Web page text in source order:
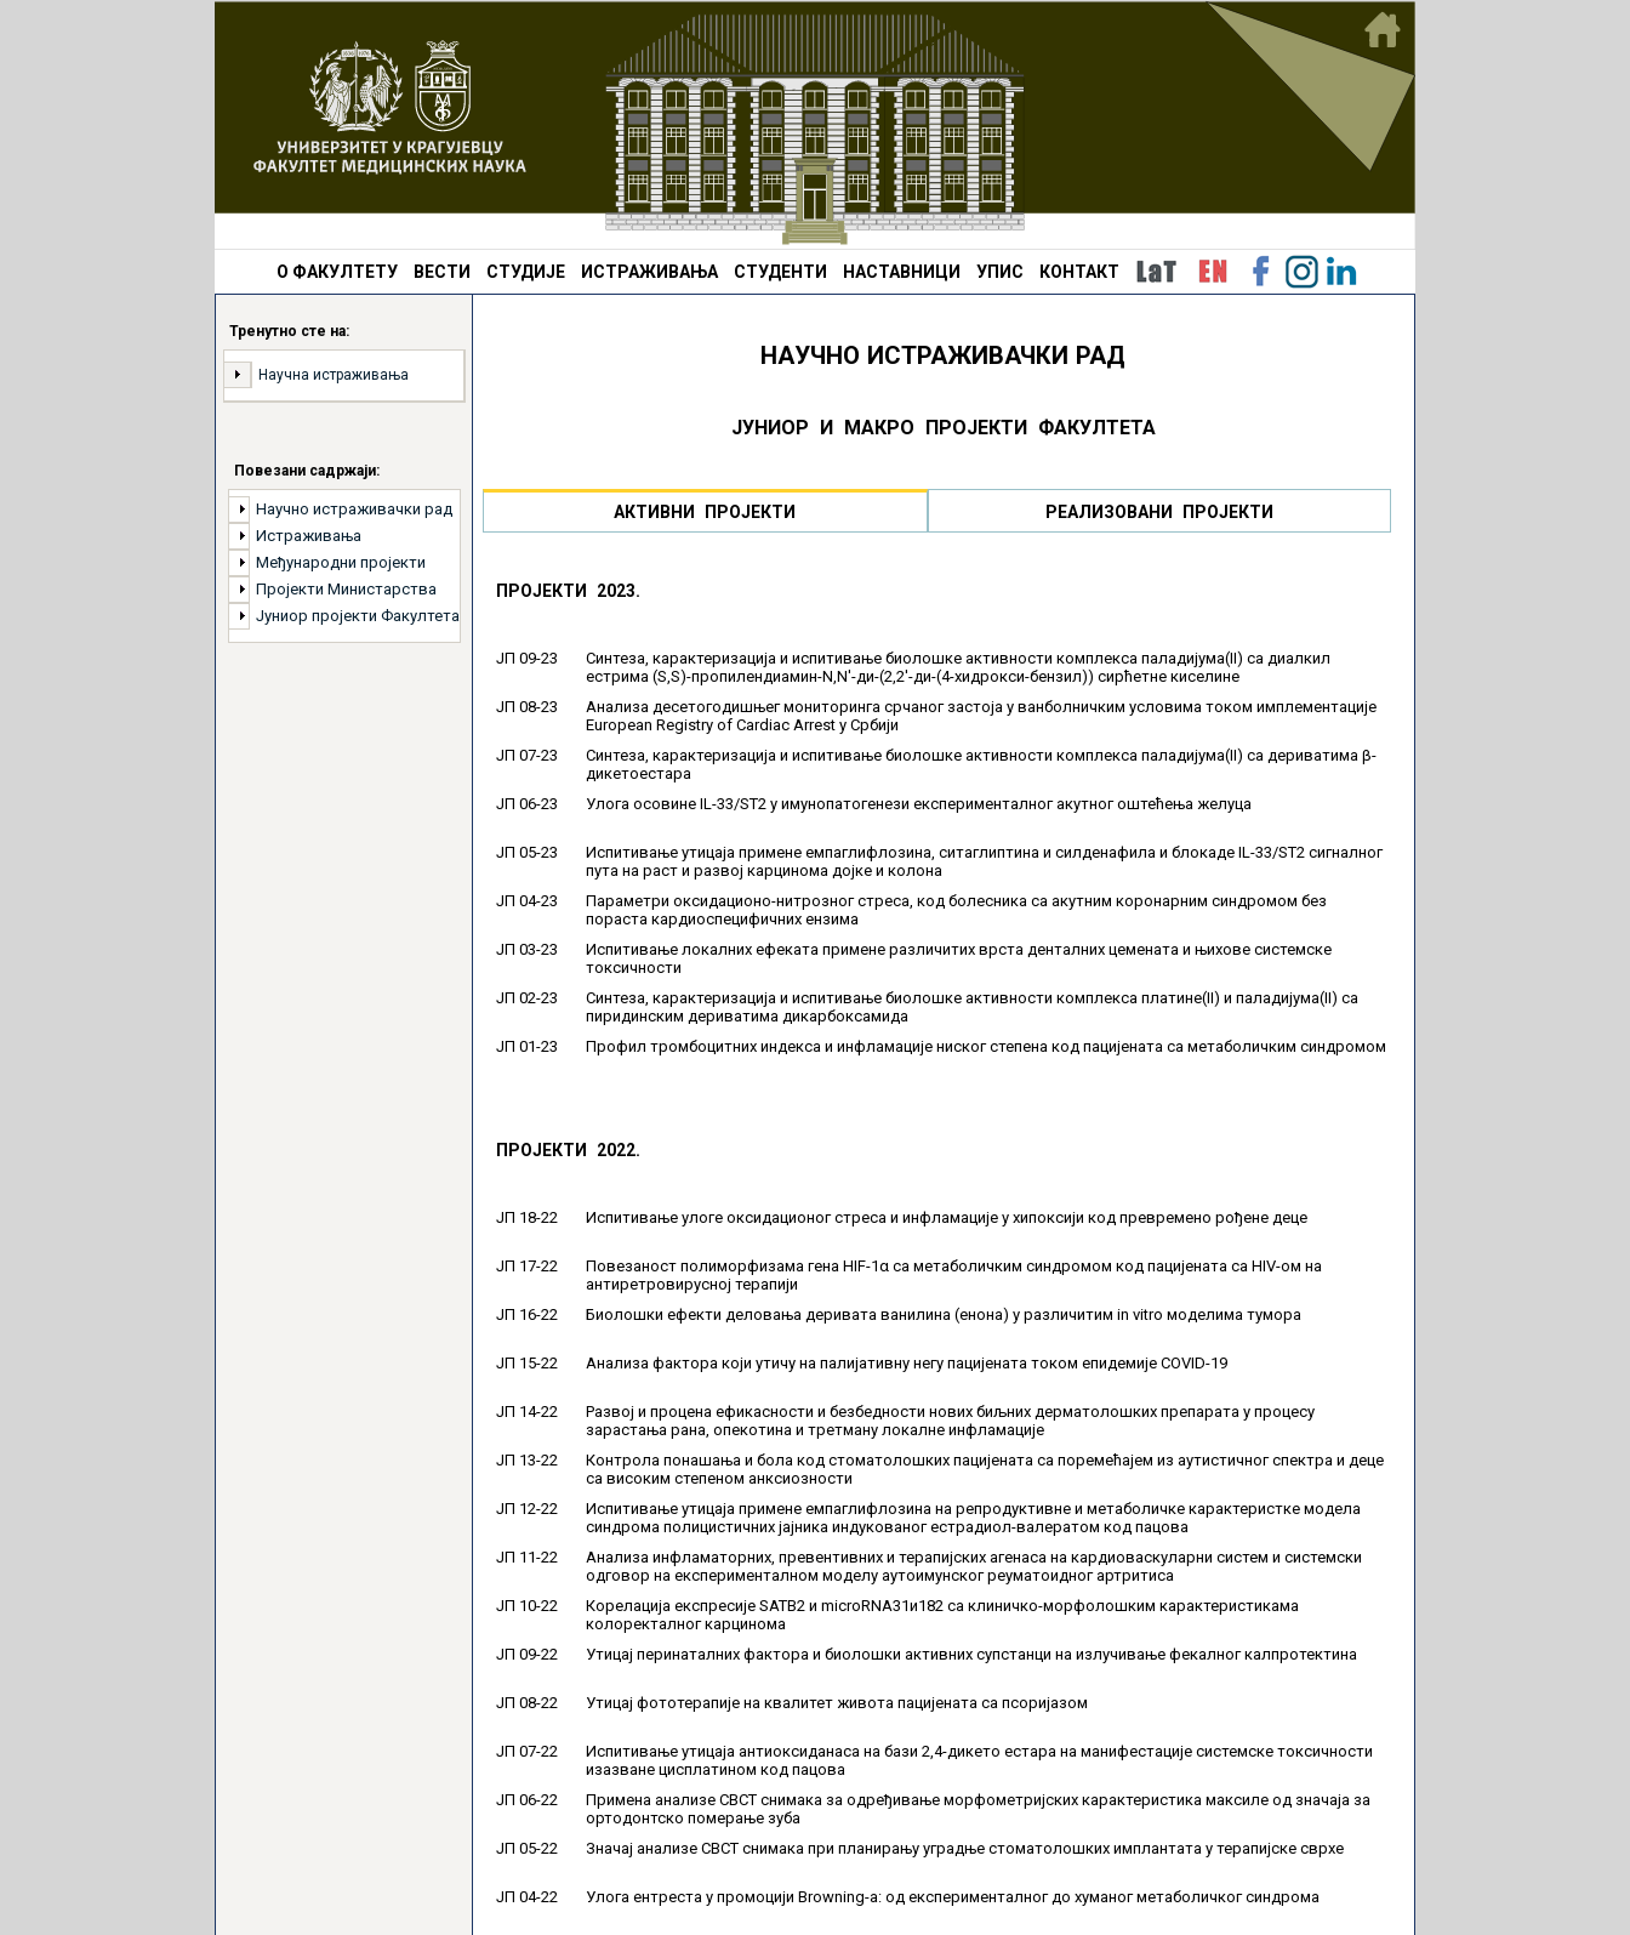
О ФАКУЛТЕТУ ВЕСТИ СТУДИЈЕ ИСТРАЖИВАЊА СТУДЕНТИ НАСТАВНИЦИ УПИС КОНТАКТ
Тренутно сте на:
Научна истраживања
Повезани садржаји:
Научно истраживачки рад
Истраживања
Међународни пројекти
Пројекти Министарства
Јуниор пројекти Факултета
НАУЧНО ИСТРАЖИВАЧКИ РАД
ЈУНИОР И МАКРО ПРОЈЕКТИ ФАКУЛТЕТА
АКТИВНИ ПРОЈЕКТИ РЕАЛИЗОВАНИ ПРОЈЕКТИ
ПРОЈЕКТИ 2023.
ЈП 09-23
Синтеза, карактеризација и испитивање биолошке активности комплекса паладијума(II) са диалкил
естрима (S,S)-пропилендиамин-N,N'-ди-(2,2'-ди-(4-хидрокси-бензил)) сирћетне киселине
ЈП 08-23
Анализа десетогодишњег мониторинга срчаног застоја у ванболничким условима током имплементације
European Registry of Cardiac Arrest у Србији
ЈП 07-23
Синтеза, карактеризација и испитивање биолошке активности комплекса паладијума(II) са дериватима β-
дикетоестара
ЈП 06-23
Улога осовине IL-33/ST2 у имунопатогенези експерименталног акутног оштећења желуца
ЈП 05-23
Испитивање утицаја примене емпаглифлозина, ситаглиптина и силденафила и блокаде IL-33/ST2 сигналног
пута на раст и развој карцинома дојке и колона
ЈП 04-23
Параметри оксидационо-нитрозног стреса, код болесника са акутним коронарним синдромом без
пораста кардиоспецифичних ензима
ЈП 03-23
Испитивање локалних ефеката примене различитих врста денталних цемената и њихове системске
токсичности
ЈП 02-23
Синтеза, карактеризација и испитивање биолошке активности комплекса платине(II) и паладијума(II) са
пиридинским дериватима дикарбоксамида
ЈП 01-23
Профил тромбоцитних индекса и инфламације ниског степена код пацијената са метаболичким синдромом
ПРОЈЕКТИ 2022.
ЈП 18-22 Испитивање улоге оксидационог стреса и инфламације у хипоксији код превремено рођене деце
ЈП 17-22
Повезаност полиморфизама гена HIF-1α са метаболичким синдромом код пацијената са HIV-ом на
антиретровирусној терапији
ЈП 16-22
Биолошки ефекти деловања деривата ванилина (енона) у различитим in vitro моделима тумора
ЈП 15-22 Анализа фактора који утичу на палијативну негу пацијената током епидемије COVID-19
ЈП 14-22
Развој и процена ефикасности и безбедности нових биљних дерматолошких препарата у процесу
зарастања рана, опекотина и третману локалне инфламације
ЈП 13-22
Контрола понашања и бола код стоматолошких пацијената са поремећајем из аутистичног спектра и деце
са високим степеном анксиозности
ЈП 12-22
Испитивање утицаја примене емпаглифлозина на репродуктивне и метаболичке карактеристке модела
синдрома полицистичних јајника индукованог естрадиол-валератом код пацова
ЈП 11-22
Анализа инфламаторних, превентивних и терапијских агенаса на кардиоваскуларни систем и системски
одговор на експерименталном моделу аутоимунског реуматоидног артритиса
ЈП 10-22
Корелација експресије SATB2 и microRNA31и182 са клиничко-морфолошким карактеристикама
колоректалног карцинома
ЈП 09-22
Утицај перинаталних фактора и биолошки активних супстанци на излучивање фекалног калпротектина
ЈП 08-22 Утицај фототерапије на квалитет живота пацијената са псоријазом
ЈП 07-22
Испитивање утицаја антиоксиданаса на бази 2,4-дикето естара на манифестације системске токсичности
изазване цисплатином код пацова
ЈП 06-22
Примена анализе CBCT снимака за одређивање морфометријских карактеристика максиле од значаја за
ортодонтско померање зуба
ЈП 05-22
Значај анализе CBCT снимака при планирању уградње стоматолошких имплантата у терапијске сврхе
ЈП 04-22 Улога ентреста у промоцији Browning-а: од експерименталног до хуманог метаболичког синдрома